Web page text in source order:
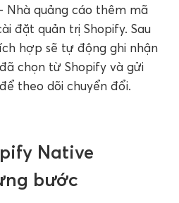
Nhà quảng cáo thêm mã
đặt quản trị Shopify. Sau
hợp sẽ tự động ghi nhận
chọn từ Shopify và gửi
theo dõi chuyển đổi.
Native
bước